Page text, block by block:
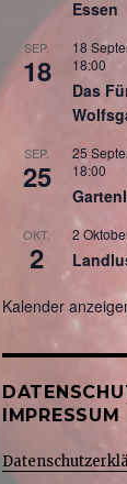
Essen
SEP.
18
18
18:00
Das
SEP.
25
25
18:00
OKT.
2
2
Kalender
IMPRESSUM